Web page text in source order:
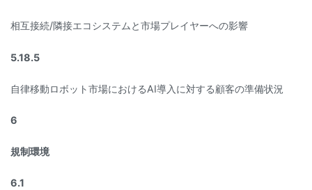
相互接続/隣接エコシステムと市場プレイヤーへの影響
5.18.5
自律移動ロボット市場におけるAI導入に対する顧客の準備状況
6
規制環境
6.1